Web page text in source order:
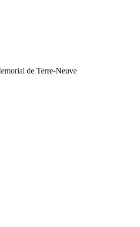
de Terre-Neuve